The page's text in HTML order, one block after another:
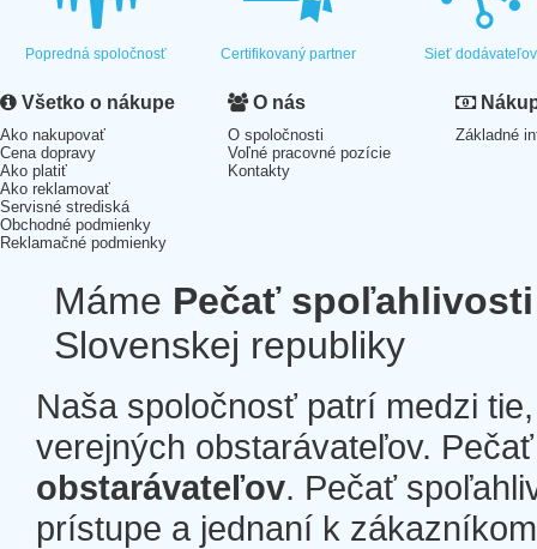
Popredná spoločnosť Certifikovaný partner Sieť dodávateľov
Všetko o nákupe
Ako nakupovať
Cena dopravy
Ako platiť
Ako reklamovať
Servisné strediská
Obchodné podmienky
Reklamačné podmienky
O nás
O spoločnosti
Voľné pracovné pozície
Kontakty
Základné
Máme Pečať spoľahlivosti
Slovenskej republiky
Naša spoločnosť patrí medzi
verejných obstarávateľov.
obstarávateľov. Pečať
prístupe a jednaní k